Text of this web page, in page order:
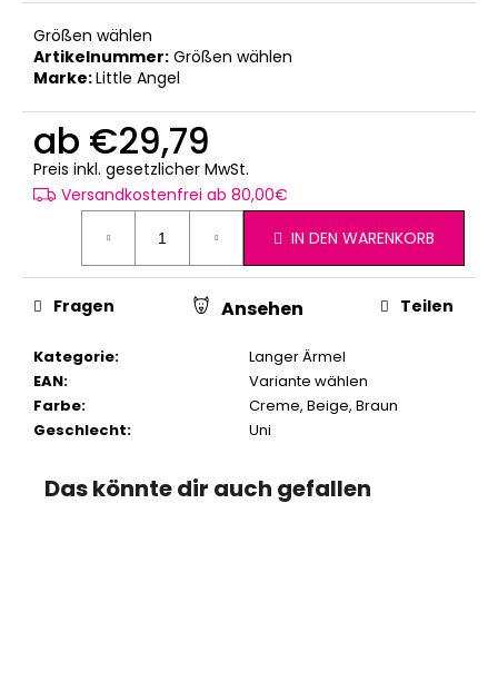
Größen wählen
Artikelnummer: Größen wählen
Marke:Little Angel
ab €29,79
Preis inkl. gesetzlicher MwSt.
Versandkostenfrei ab 80,00€
IN DEN WARENKORB
Kategorie:
Langer Ärmel
EAN:
Variante wählen
Farbe: Creme, Beige, Braun
Geschlecht: Uni
Fragen Ansehen Teilen
Das könnte dir auch gefallen